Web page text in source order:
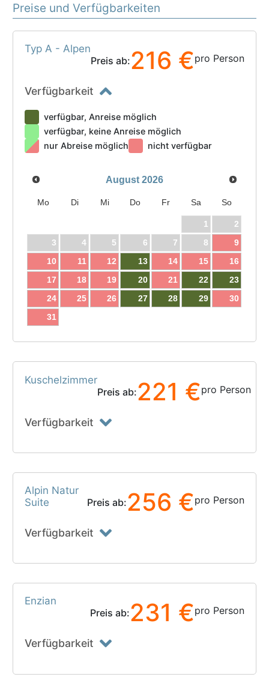
Preise und Verfügbarkeiten
Typ A - Alpen
Preis ab:216 €pro Person
Verfügbarkeit
verfügbar, Anreise möglich
verfügbar, keine Anreise möglich
nur Abreise möglich
nicht verfügbar
August 2026
Mo Di Mi Do Fr Sa So
1
2
3
4 5 6 7 8
9
10
11 12 13 14 15
16
17
18 19 20 21 22
23
24
25 26 27 28 29
30
31
Kuschelzimmer
Preis ab:221 €pro Person
Verfügbarkeit
Alpin Natur
Suite
Preis ab:256 €pro Person
Verfügbarkeit
Enzian
Preis ab:231 €pro Person
Verfügbarkeit